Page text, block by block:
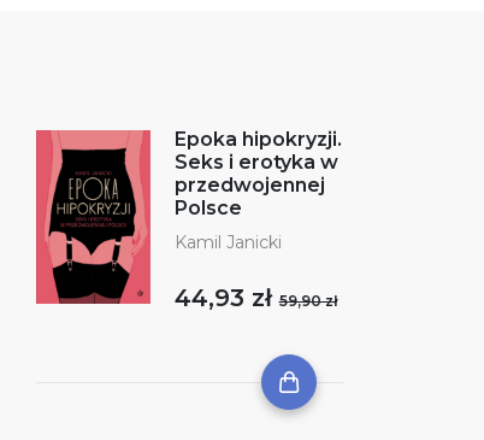
Epoka hipokryzji.
Seks i erotyka w
przedwojennej
Polsce
Kamil Janicki
44,93 zł59,90 zł